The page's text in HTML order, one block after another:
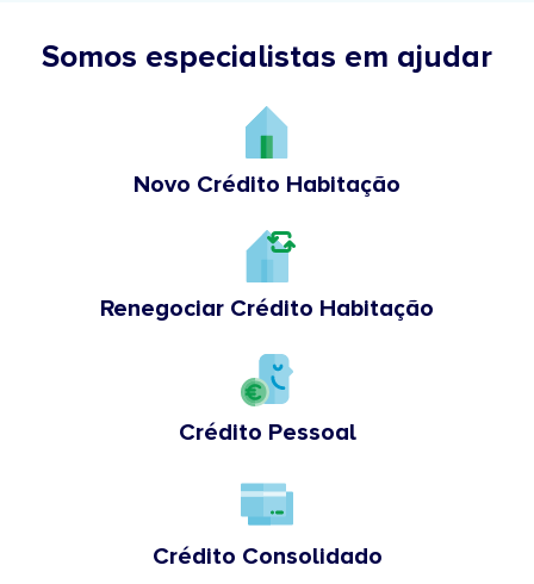
Somos especialistas em ajudar
Novo Crédito Habitação
Renegociar Crédito Habitação
Crédito Pessoal
Crédito Consolidado